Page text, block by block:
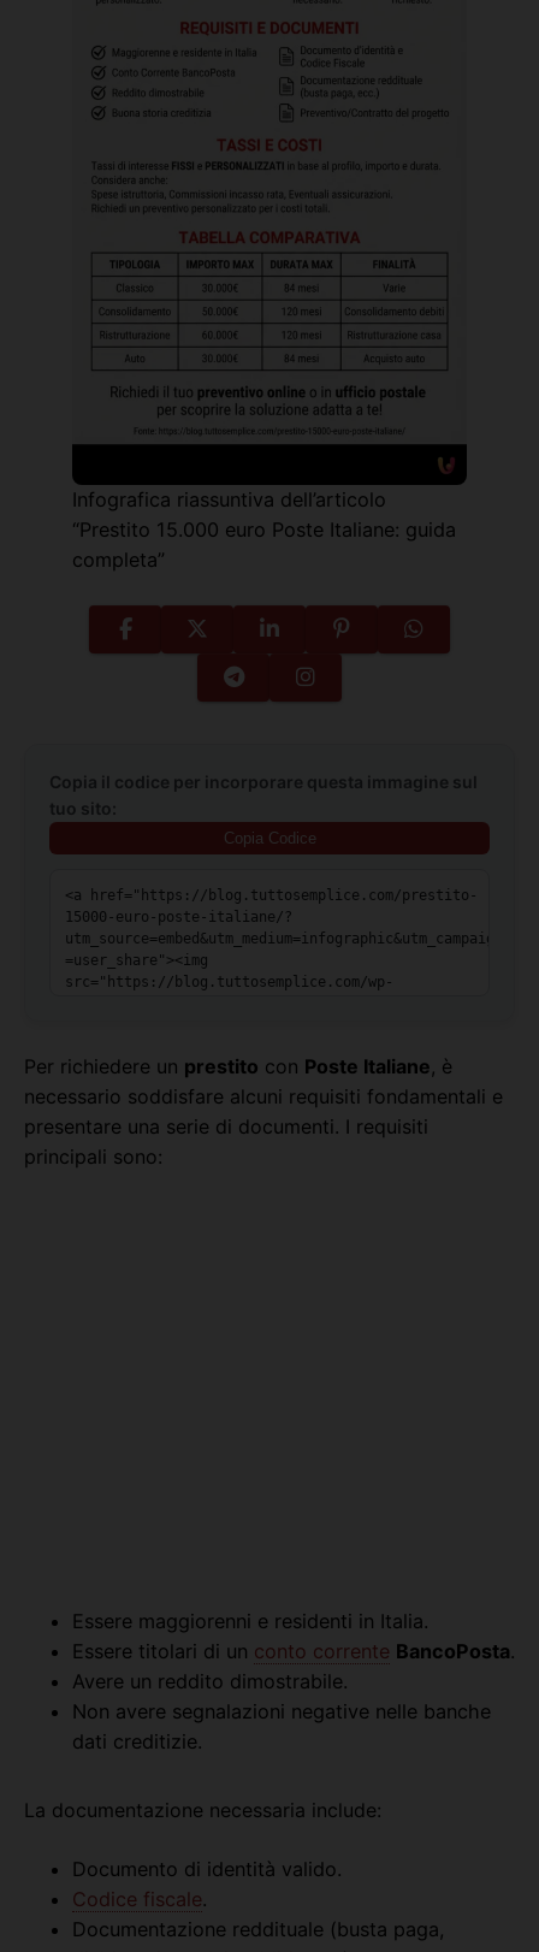
Infografica riassuntiva dell’articolo
“Prestito 15.000 euro Poste Italiane: guida
completa”
Copia il codice per incorporare questa immagine sul
tuo sito:
Copia Codice
Per richiedere un prestito con Poste Italiane, è
necessario soddisfare alcuni requisiti fondamentali e
presentare una serie di documenti. I requisiti
principali sono:
Essere maggiorenni e residenti in Italia.
Essere titolari di un conto corrente BancoPosta.
Avere un reddito dimostrabile.
Non avere segnalazioni negative nelle banche
dati creditizie.
La documentazione necessaria include:
Documento di identità valido.
Codice fiscale.
Documentazione reddituale (busta paga,